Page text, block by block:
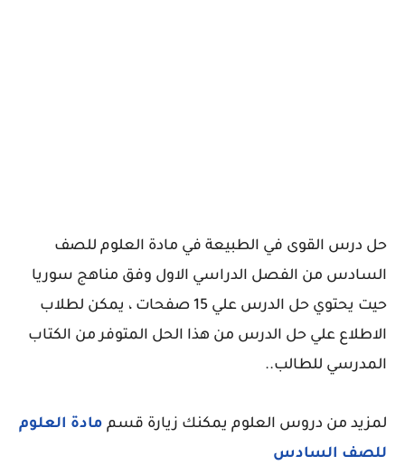
حل درس القوى في الطبيعة في مادة العلوم للصف
السادس من الفصل الدراسي الاول وفق مناهج سوريا
حيت يحتوي حل الدرس علي 15 صفحات ، يمكن لطلاب
الاطلاع علي حل الدرس من هذا الحل المتوفر من الكتاب
المدرسي للطالب..
لمزيد من دروس العلوم يمكنك زيارة قسم مادة العلوم
للصف السادس